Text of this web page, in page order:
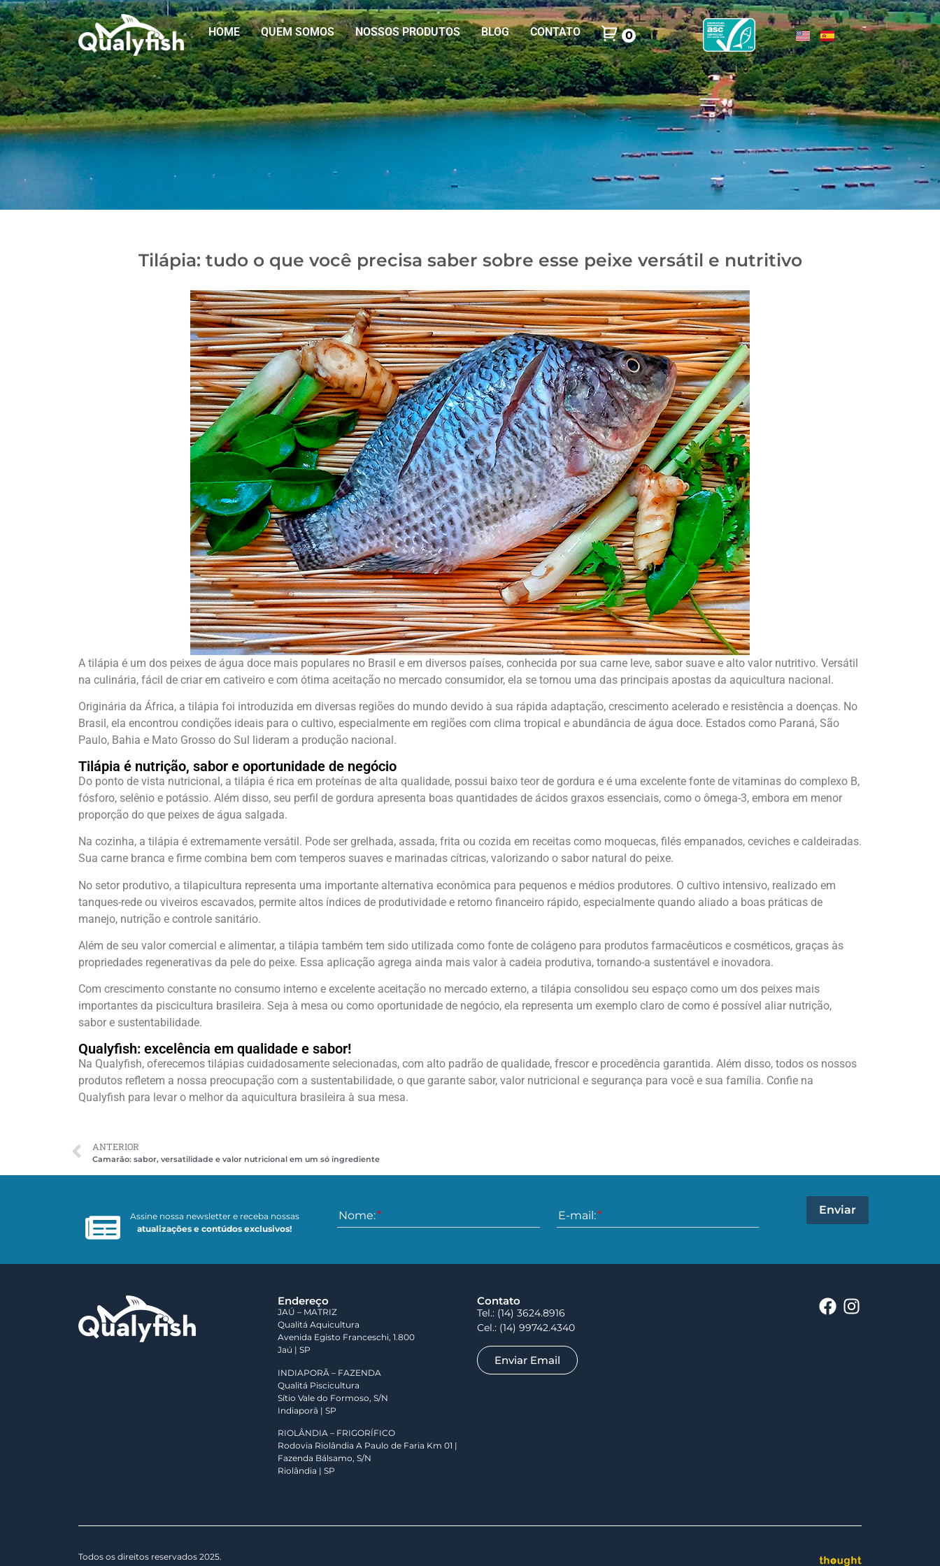
HOME QUEM SOMOS NOSSOS PRODUTOS BLOG CONTATO 0
Tilápia: tudo o que você precisa saber sobre esse peixe versátil e nutritivo
A tilápia é um dos peixes de água doce mais populares no Brasil e em diversos países, conhecida por sua carne leve, sabor suave e alto valor nutritivo. Versátil
na culinária, fácil de criar em cativeiro e com ótima aceitação no mercado consumidor, ela se tornou uma das principais apostas da aquicultura nacional.
Originária da África, a tilápia foi introduzida em diversas regiões do mundo devido à sua rápida adaptação, crescimento acelerado e resistência a doenças. No
Brasil, ela encontrou condições ideais para o cultivo, especialmente em regiões com clima tropical e abundância de água doce. Estados como Paraná, São
Paulo, Bahia e Mato Grosso do Sul lideram a produção nacional.
Tilápia é nutrição, sabor e oportunidade de negócio
Do ponto de vista nutricional, a tilápia é rica em proteínas de alta qualidade, possui baixo teor de gordura e é uma excelente fonte de vitaminas do complexo B,
fósforo, selênio e potássio. Além disso, seu perfil de gordura apresenta boas quantidades de ácidos graxos essenciais, como o ômega-3, embora em menor
proporção do que peixes de água salgada.
Na cozinha, a tilápia é extremamente versátil. Pode ser grelhada, assada, frita ou cozida em receitas como moquecas, filés empanados, ceviches e caldeiradas.
Sua carne branca e firme combina bem com temperos suaves e marinadas cítricas, valorizando o sabor natural do peixe.
No setor produtivo, a tilapicultura representa uma importante alternativa econômica para pequenos e médios produtores. O cultivo intensivo, realizado em
tanques-rede ou viveiros escavados, permite altos índices de produtividade e retorno financeiro rápido, especialmente quando aliado a boas práticas de
manejo, nutrição e controle sanitário.
Além de seu valor comercial e alimentar, a tilápia também tem sido utilizada como fonte de colágeno para produtos farmacêuticos e cosméticos, graças às
propriedades regenerativas da pele do peixe. Essa aplicação agrega ainda mais valor à cadeia produtiva, tornando-a sustentável e inovadora.
Com crescimento constante no consumo interno e excelente aceitação no mercado externo, a tilápia consolidou seu espaço como um dos peixes mais
importantes da piscicultura brasileira. Seja à mesa ou como oportunidade de negócio, ela representa um exemplo claro de como é possível aliar nutrição,
sabor e sustentabilidade.
Qualyfish: excelência em qualidade e sabor!
Na Qualyfish, oferecemos tilápias cuidadosamente selecionadas, com alto padrão de qualidade, frescor e procedência garantida. Além disso, todos os nossos
produtos refletem a nossa preocupação com a sustentabilidade, o que garante sabor, valor nutricional e segurança para você e sua família. Confie na
Qualyfish para levar o melhor da aquicultura brasileira à sua mesa.
ANTERIOR
Camarão: sabor, versatilidade e valor nutricional em um só ingrediente
Assine nossa newsletter e receba nossas
atualizações e contúdos exclusivos!
Nome: E-mail: Enviar
Endereço
JAÚ – MATRIZ
Qualitá Aquicultura
Avenida Egisto Franceschi, 1.800
Jaú | SP
INDIAPORÃ – FAZENDA
Qualitá Piscicultura
Sítio Vale do Formoso, S/N
Indiaporã | SP
RIOLÂNDIA – FRIGORÍFICO
Rodovia Riolândia A Paulo de Faria Km 01 |
Fazenda Bálsamo, S/N
Riolândia | SP
Contato
Tel.: (14) 3624.8916
Cel.: (14) 99742.4340
Enviar Email
Todos os direitos reservados 2025.